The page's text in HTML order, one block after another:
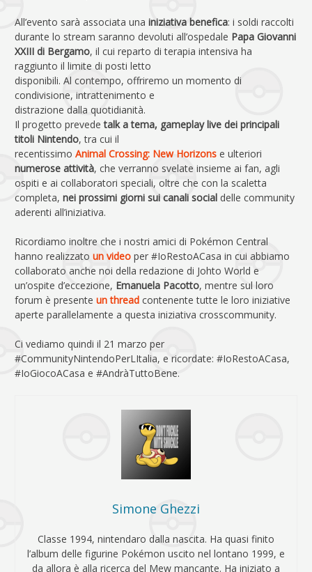
All’evento sarà associata una iniziativa benefica: i soldi raccolti
durante lo stream saranno devoluti all’ospedale Papa Giovanni
XXIII di Bergamo, il cui reparto di terapia intensiva ha
raggiunto il limite di posti letto
disponibili. Al contempo, offriremo un momento di
condivisione, intrattenimento e
distrazione dalla quotidianità.
Il progetto prevedetalk a tema, gameplay live dei principali
titoli Nintendo, tra cui il
recentissimo Animal Crossing: New Horizons e ulteriori
numerose attività, che verranno svelate insieme ai fan, agli
ospiti e ai collaboratori speciali, oltre che con la scaletta
completa, nei prossimi giorni sui canali social delle community
aderenti all’iniziativa.
Ricordiamo inoltre che i nostri amici di Pokémon Central
hanno realizzato un video per #IoRestoACasa in cui abbiamo
collaborato anche noi della redazione di Johto World e
un’ospite d’eccezione, Emanuela Pacotto, mentre sul loro
forum è presente un thread contenente tutte le loro iniziative
aperte parallelamente a questa iniziativa crosscommunity.
Ci vediamo quindi il 21 marzo per
#CommunityNintendoPerLItalia, e ricordate: #IoRestoACasa,
#IoGiocoACasa e #AndràTuttoBene.
Simone Ghezzi
Classe 1994, nintendaro dalla nascita. Ha quasi finito
l’album delle figurine Pokémon uscito nel lontano 1999, e
da allora è alla ricerca del Mew mancante. Ha iniziato a